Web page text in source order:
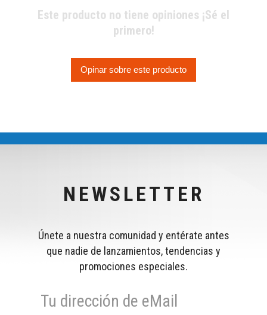
Este producto no tiene opiniones ¡Sé el
primero!
Opinar sobre este producto
NEWSLETTER
Únete a nuestra comunidad y entérate antes
que nadie de lanzamientos, tendencias y
promociones especiales.